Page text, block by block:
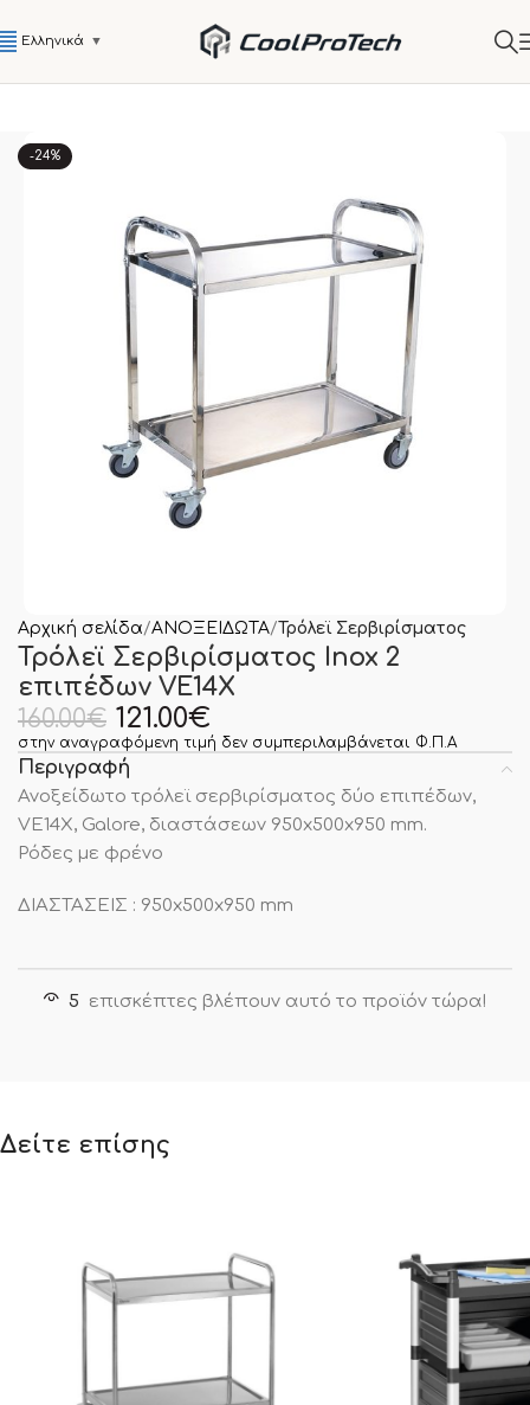
Ελληνικά ▼
-24%
Αρχική σελίδα ΑΝΟΞΕΙΔΩΤΑ Τρόλεϊ Σερβιρίσματος
Τρόλεϊ Σερβιρίσματος Inox 2
επιπέδων VE14X
160.00€ 121.00€
στην αναγραφόμενη τιμή δεν συμπεριλαμβάνεται Φ.Π.Α
Περιγραφή
Ανοξείδωτο τρόλεϊ σερβιρίσματος δύο επιπέδων,
VE14X, Galore, διαστάσεων 950x500x950 mm.
Ρόδες με φρένο
ΔΙΑΣΤΑΣΕΙΣ : 950x500x950 mm
5 επισκέπτες βλέπουν αυτό το προϊόν τώρα!
Δείτε επίσης